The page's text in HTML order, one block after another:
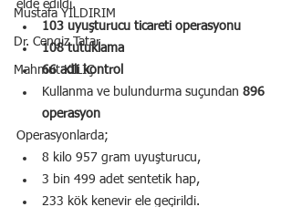
Mustafa YILDIRIM
Dr. Cengiz Tatar
Mahmut KILIÇ
elde edildi.
103 uyuşturucu ticareti operasyonu
108 tutuklama
66 adli kontrol
Kullanma ve bulundurma suçundan 896
operasyon
Operasyonlarda;
8 kilo 957 gram uyuşturucu,
3 bin 499 adet sentetik hap,
233 kök kenevir ele geçirildi.